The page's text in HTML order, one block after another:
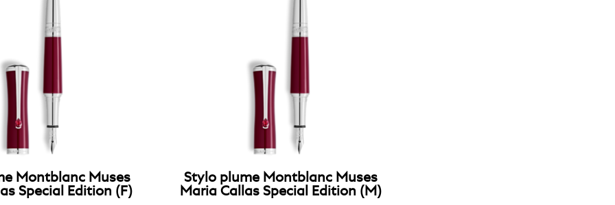
Montblanc Muses
Special Edition (F)
Stylo plume Montblanc Muses
Maria Callas Special Edition (M)